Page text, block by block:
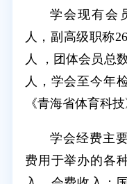
学会现有会
人，副高级职称
人 ，团体会员总
人，学会至今年
《青海省体育科
学会经费主
费用于举办的各